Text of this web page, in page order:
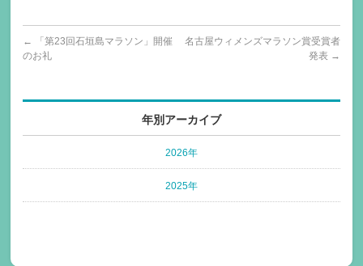
←
「第23回石垣島マラソン」開催
のお礼
名古屋ウィメンズマラソン賞受賞者
発表 →
年別アーカイブ
2026年
2025年